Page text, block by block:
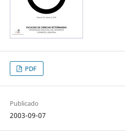
PDF
Publicado
2003-09-07